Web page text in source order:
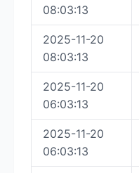
08:03:13
2025-11-20
08:03:13
2025-11-20
06:03:13
2025-11-20
06:03:13